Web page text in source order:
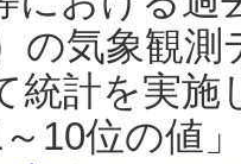
の気象観
統計を実
10位の値